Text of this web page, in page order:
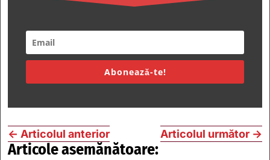
Abonează-te!
← Articolul anterior Articolul următor →
Articole asemănătoare: